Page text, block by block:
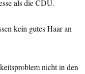
als die CDU.
kein gutes Haar an
nicht in den